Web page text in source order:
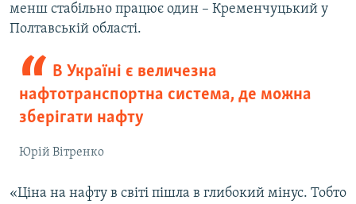
менш стабільно працює один – Кременчуцький у
Полтавській області.
В Україні є величезна
нафтотранспортна система, де можна
зберігати нафту
Юрій Вітренко
«Ціна на нафту в світі пішла в глибокий мінус. Тобто